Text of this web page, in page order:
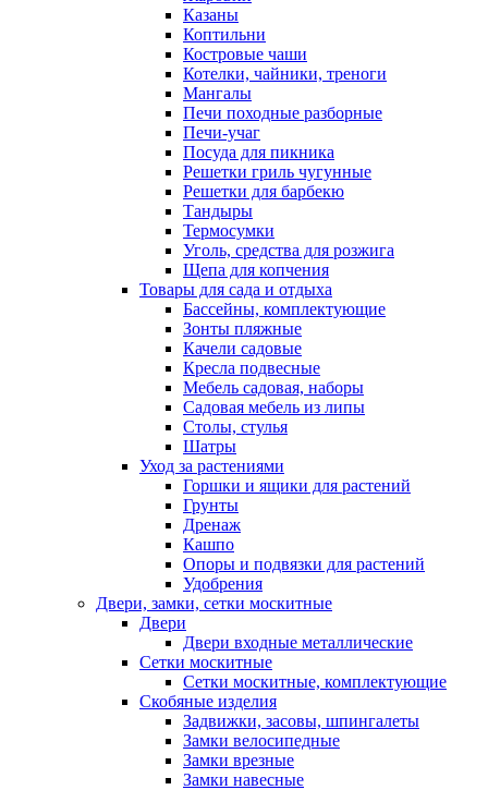
Казаны
Коптильни
Костровые чаши
Котелки, чайники, треноги
Мангалы
Печи походные разборные
Печи-учаг
Посуда для пикника
Решетки гриль чугунные
Решетки для барбекю
Тандыры
Термосумки
Уголь, средства для розжига
Щепа для копчения
Товары для сада и отдыха
Бассейны, комплектующие
Зонты пляжные
Качели садовые
Кресла подвесные
Мебель садовая, наборы
Садовая мебель из липы
Столы, стулья
Шатры
Уход за растениями
Горшки и ящики для растений
Грунты
Дренаж
Кашпо
Опоры и подвязки для растений
Удобрения
Двери, замки, сетки москитные
Двери
Двери входные металлические
Сетки москитные
Сетки москитные, комплектующие
Скобяные изделия
Задвижки, засовы, шпингалеты
Замки велосипедные
Замки врезные
Замки навесные